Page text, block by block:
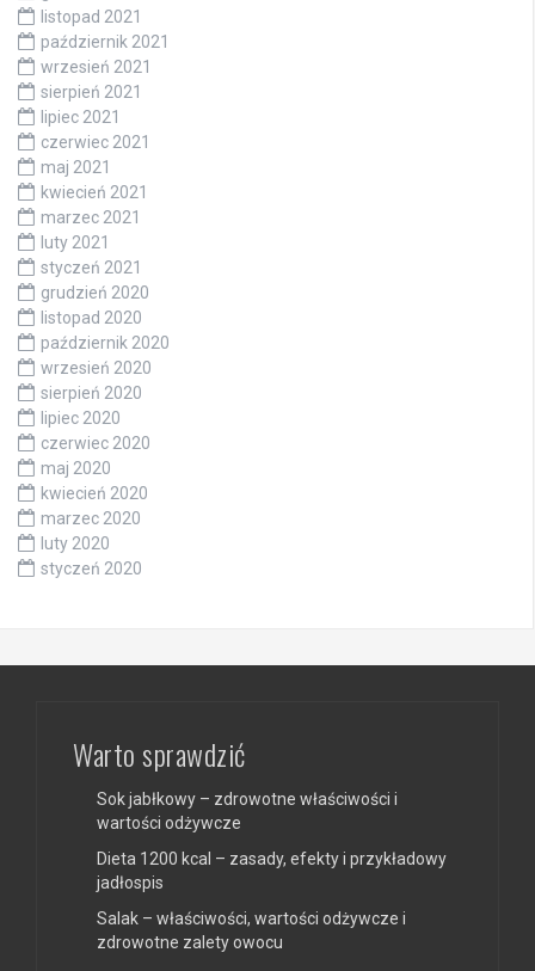
listopad 2021
październik 2021
wrzesień 2021
sierpień 2021
lipiec 2021
czerwiec 2021
maj 2021
kwiecień 2021
marzec 2021
luty 2021
styczeń 2021
grudzień 2020
listopad 2020
październik 2020
wrzesień 2020
sierpień 2020
lipiec 2020
czerwiec 2020
maj 2020
kwiecień 2020
marzec 2020
luty 2020
styczeń 2020
Warto sprawdzić
Sok jabłkowy – zdrowotne właściwości i
wartości odżywcze
Dieta 1200 kcal – zasady, efekty i przykładowy
jadłospis
Salak – właściwości, wartości odżywcze i
zdrowotne zalety owocu